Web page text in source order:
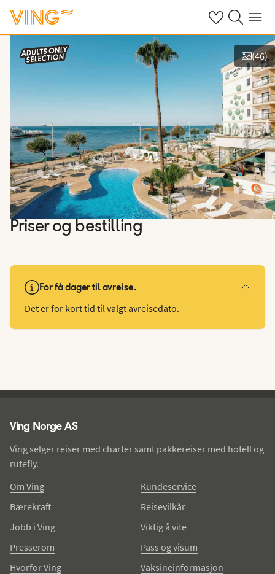
Se dine sparte
Søk påMeny
Vis bilder
(46)
Priser og bestilling
For få dager til avreise.
Det er for kort tid til valgt avreisedato.
Ving Norge AS
Ving selger reiser med charter samt pakkereiser med hotell og
rutefly.
Om Ving
Bærekraft
Jobb i Ving
Presserom
Hvorfor Ving
Kundeservice
Reisevilkår
Viktig å vite
Pass og visum
Vaksineinformasjon